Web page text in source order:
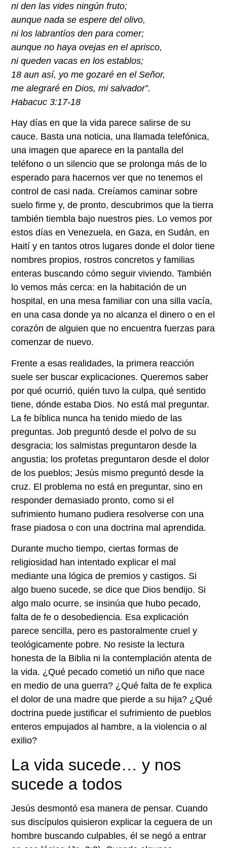
ni den las vides ningún fruto;
aunque nada se espere del olivo,
ni los labrantíos den para comer;
aunque no haya ovejas en el aprisco,
ni queden vacas en los establos;
18 aun así, yo me gozaré en el Señor,
me alegraré en Dios, mi salvador”.
Habacuc 3:17-18
Hay días en que la vida parece salirse de su
cauce. Basta una noticia, una llamada telefónica,
una imagen que aparece en la pantalla del
teléfono o un silencio que se prolonga más de lo
esperado para hacernos ver que no tenemos el
control de casi nada. Creíamos caminar sobre
suelo firme y, de pronto, descubrimos que la tierra
también tiembla bajo nuestros pies. Lo vemos por
estos días en Venezuela, en Gaza, en Sudán, en
Haití y en tantos otros lugares donde el dolor tiene
nombres propios, rostros concretos y familias
enteras buscando cómo seguir viviendo. También
lo vemos más cerca: en la habitación de un
hospital, en una mesa familiar con una silla vacía,
en una casa donde ya no alcanza el dinero o en el
corazón de alguien que no encuentra fuerzas para
comenzar de nuevo.
Frente a esas realidades, la primera reacción
suele ser buscar explicaciones. Queremos saber
por qué ocurrió, quién tuvo la culpa, qué sentido
tiene, dónde estaba Dios. No está mal preguntar.
La fe bíblica nunca ha tenido miedo de las
preguntas. Job preguntó desde el polvo de su
desgracia; los salmistas preguntaron desde la
angustia; los profetas preguntaron desde el dolor
de los pueblos; Jesús mismo preguntó desde la
cruz. El problema no está en preguntar, sino en
responder demasiado pronto, como si el
sufrimiento humano pudiera resolverse con una
frase piadosa o con una doctrina mal aprendida.
Durante mucho tiempo, ciertas formas de
religiosidad han intentado explicar el mal
mediante una lógica de premios y castigos. Si
algo bueno sucede, se dice que Dios bendijo. Si
algo malo ocurre, se insinúa que hubo pecado,
falta de fe o desobediencia. Esa explicación
parece sencilla, pero es pastoralmente cruel y
teológicamente pobre. No resiste la lectura
honesta de la Biblia ni la contemplación atenta de
la vida. ¿Qué pecado cometió un niño que nace
en medio de una guerra? ¿Qué falta de fe explica
el dolor de una madre que pierde a su hija? ¿Qué
doctrina puede justificar el sufrimiento de pueblos
enteros empujados al hambre, a la violencia o al
exilio?
La vida sucede… y nos
sucede a todos
Jesús desmontó esa manera de pensar. Cuando
sus discípulos quisieron explicar la ceguera de un
hombre buscando culpables, él se negó a entrar